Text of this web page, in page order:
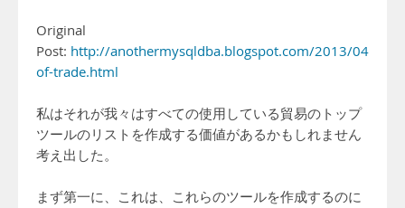
Original
Post: http://anothermysqldba.blogspot.com/2013/04/
of-trade.html
私はそれが我々はすべての使用している貿易のトップ
ツールのリストを作成する価値があるかもしれません
考え出した。
まず第一に、これは、これらのツールを作成するのに